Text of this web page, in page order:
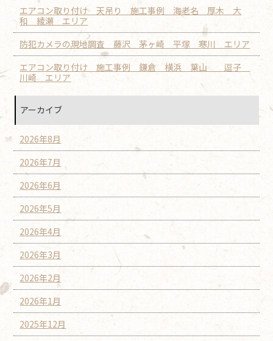
エアコン取り付け 天吊り 施工事例 海老名 厚木 大
和 綾瀬 エリア
防犯カメラの現地調査 藤沢 茅ヶ崎 平塚 寒川 エリア
エアコン取り付け 施工事例 鎌倉 横浜 葉山 逗子
川崎 エリア
アーカイブ
2026年8月
2026年7月
2026年6月
2026年5月
2026年4月
2026年3月
2026年2月
2026年1月
2025年12月